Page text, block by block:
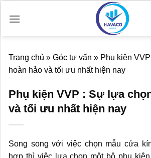
qua
Trang chủ » Góc tư vấn » Phụ kiện
hoàn hảo và tối ưu nhất hiện nay
Phụ kiện VVP : Sự lựa
và tối ưu nhất hiện nay
Song song với việc chọn mẫu cửa
hợp thì việc lựa chọn một bộ phụ